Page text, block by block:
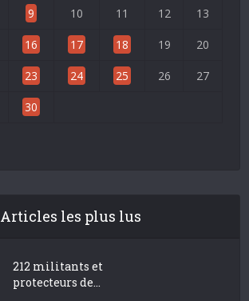
9 10 11 12 13
16 17 18 19 20
23 24 25 26 27
30
Articles les plus lus
212 militants et
protecteurs de...